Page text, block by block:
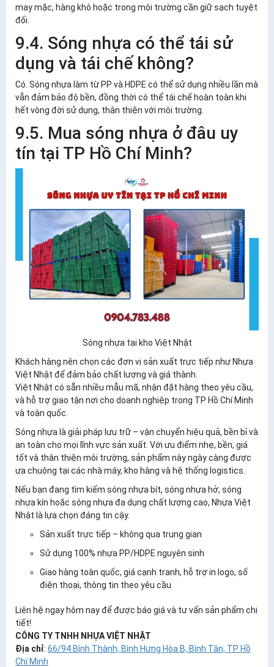
may mặc, hàng khô hoặc trong môi trường cần giữ sạch tuyệt
đối.
9.4. Sóng nhựa có thể tái sử
dụng và tái chế không?
Có. Sóng nhựa làm từ PP và HDPE có thể sử dụng nhiều lần mà
vẫn đảm bảo độ bền, đồng thời có thể tái chế hoàn toàn khi
hết vòng đời sử dụng, thân thiện với môi trường.
9.5. Mua sóng nhựa ở đâu uy
tín tại TP Hồ Chí Minh?
Sóng nhựa tại kho Việt Nhật
Khách hàng nên chọn các đơn vị sản xuất trực tiếp như Nhựa
Việt Nhật để đảm bảo chất lượng và giá thành.
Việt Nhật có sẵn nhiều mẫu mã, nhận đặt hàng theo yêu cầu,
và hỗ trợ giao tận nơi cho doanh nghiệp trong TP Hồ Chí Minh
và toàn quốc.
Sóng nhựa là giải pháp lưu trữ – vận chuyển hiệu quả, bền bỉ và
an toàn cho mọi lĩnh vực sản xuất. Với ưu điểm nhẹ, bền, giá
tốt và thân thiện môi trường, sản phẩm này ngày càng được
ưa chuộng tại các nhà máy, kho hàng và hệ thống logistics.
Nếu bạn đang tìm kiếm sóng nhựa bít, sóng nhựa hở, sóng
nhựa kín hoặc sóng nhựa đa dụng chất lượng cao, Nhựa Việt
Nhật là lựa chọn đáng tin cậy.
Sản xuất trực tiếp – không qua trung gian
Sử dụng 100% nhựa PP/HDPE nguyên sinh
Giao hàng toàn quốc, giá cạnh tranh, hỗ trợ in logo, số
điện thoại, thông tin theo yêu cầu
Liên hệ ngay hôm nay để được báo giá và tư vấn sản phẩm chi
tiết!
CÔNG TY TNHH NHỰA VIỆT NHẬT
Địa chỉ: 66/94 Bình Thành, Bình Hưng Hòa B, Bình Tân, TP Hồ
Chí Minh